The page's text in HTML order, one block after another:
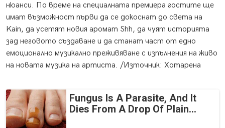
нюанси. По време на специалната премиера гостите ще
имат възможност първи да се докоснат до света на
Kain, да усетят новия аромат Shh, да чуят историята
зад неговото създаване и да станат част от едно
емоционално музикално преживяване с изпълнения на живо
на новата музика на артиста. /Източник: Хотарена
Fungus Is A Parasite, And It
Dies From A Drop Of Plain...